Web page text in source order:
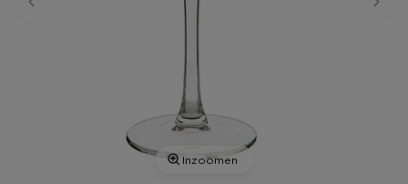
Inzoomen